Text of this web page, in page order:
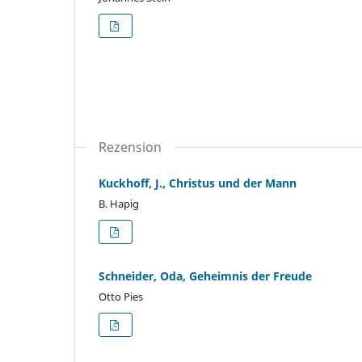
Rezension
Kuckhoff, J., Christus und der Mann
B. Hapig
Schneider, Oda, Geheimnis der Freude
Otto Pies